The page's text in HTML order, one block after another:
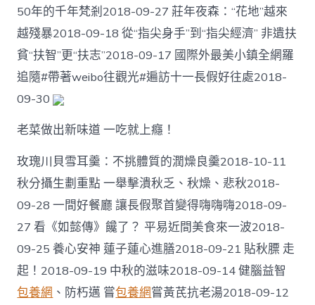
50年的千年梵剎2018-09-27 莊年夜森：“花地”越來
越殘暴2018-09-18 從“指尖身手”到“指尖經濟” 非遺扶
貧“扶智”更“扶志”2018-09-17 國際外最美小鎮全網羅
追隨#帶著weibo往觀光#遍訪十一長假好往處2018-
09-30
老菜做出新味道 一吃就上癮！
玫瑰川貝雪耳羹：不挑體質的潤燥良羹2018-10-11
秋分攝生劃重點 一舉擊潰秋乏、秋燥、悲秋2018-
09-28 一間好餐廳 讓長假聚首變得嗨嗨嗨2018-09-
27 看《如懿傳》饞了？ 平易近間美食來一波2018-
09-25 養心安神 蓮子蓮心進膳2018-09-21 貼秋膘 走
起！2018-09-19 中秋的滋味2018-09-14 健腦益智
包養網 、防朽邁 嘗包養網嘗黃芪抗老湯2018-09-12